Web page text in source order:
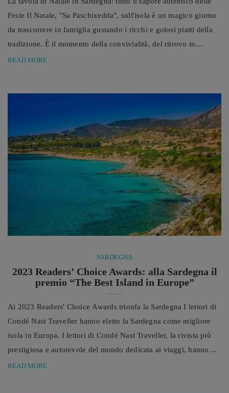
Feste Il Natale, "Sa Paschixedda", sull'isola è un magico giorno
da trascorrere in famiglia gustando i ricchi e golosi piatti della
tradizione. È il momento della convivialità, del ritrovo in
famiglia, di stare accanto ai propri cari e di festeggiare insieme,
READ MORE
SARDEGNA
2023 Readers’ Choice Awards: alla Sardegna il
premio “The Best Island in Europe”
Ai 2023 Readers' Choice Awards trionfa la Sardegna I lettori di
Condé Nast Traveller hanno eletto la Sardegna come migliore
isola in Europa. I lettori di Condé Nast Traveller, la rivista più
prestigiosa e autorevole del mondo dedicata ai viaggi, hanno
deciso: è la Sardegna l’isola migliore d’Europa. Infatti,
READ MORE